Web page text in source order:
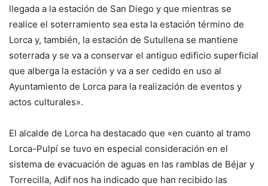
llegada a la estación de San Diego y que mientras se
realice el soterramiento sea esta la estación término de
Lorca y, también, la estación de Sutullena se mantiene
soterrada y se va a conservar el antiguo edificio superficial
que alberga la estación y va a ser cedido en uso al
Ayuntamiento de Lorca para la realización de eventos y
actos culturales».
El alcalde de Lorca ha destacado que «en cuanto al tramo
Lorca-Pulpí se tuvo en especial consideración en el
sistema de evacuación de aguas en las ramblas de Béjar y
Torrecilla, Adif nos ha indicado que han recibido las